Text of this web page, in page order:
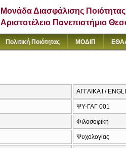
Μονάδα Διασφάλισης Ποιότητας
Αριστοτέλειο Πανεπιστήμιο
Πολιτική Ποιότητας ΜΟΔΙΠ
ΑΓΓΛΙΚΑ Ι /
ΨΥ-ΓΑΓ 001
Φιλοσοφική
Ψυχολογίας